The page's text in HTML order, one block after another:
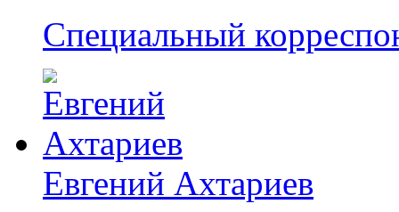
Специальный
Евгений Ахтариев